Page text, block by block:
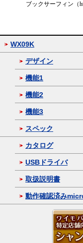
ブックサーフィン（
WX09K
デザイン
機能1
機能2
機能3
スペック
カタログ
USBドライバ
取扱説明書
動作確認済み